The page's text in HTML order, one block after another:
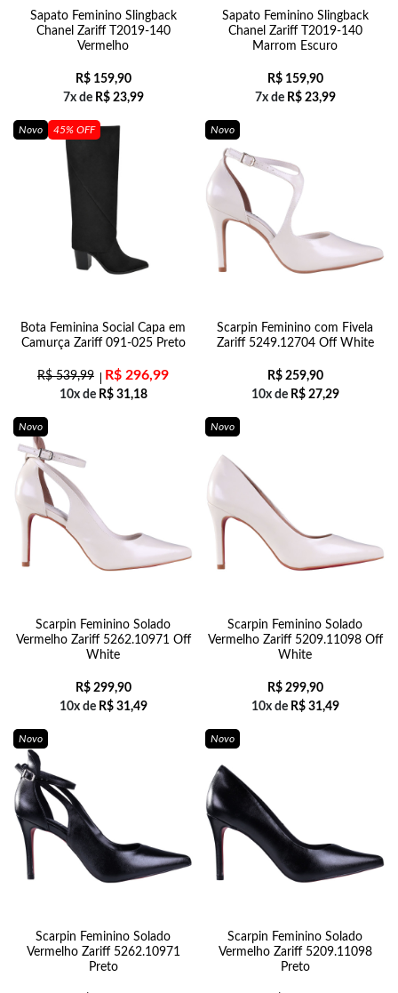
Sapato Feminino Slingback
Chanel Zariff T2019-140
Vermelho
R$159,90
7x de R$23,99
Sapato Feminino Slingback
Chanel Zariff T2019-140
Marrom Escuro
R$159,90
7x de R$23,99
Novo 45% OFF
Bota Feminina Social Capa em
Camurça Zariff 091-025 Preto
R$539,99 R$ 296,99
10x de R$31,18
Novo
Scarpin Feminino com Fivela
Zariff 5249.12704 Off White
R$259,90
10x de R$27,29
Novo
Scarpin Feminino Solado
Vermelho Zariff 5262.10971 Off
White
R$299,90
10x de R$31,49
Novo
Scarpin Feminino Solado
Vermelho Zariff 5209.11098 Off
White
R$299,90
10x de R$31,49
Novo
Scarpin Feminino Solado
Vermelho Zariff 5262.10971
Preto
Novo
Scarpin Feminino Solado
Vermelho Zariff 5209.11098
Preto